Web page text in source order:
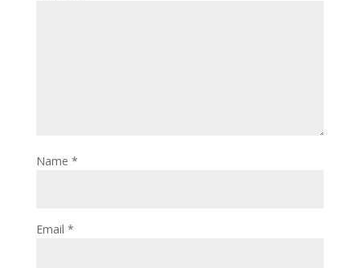
Name *
Email *